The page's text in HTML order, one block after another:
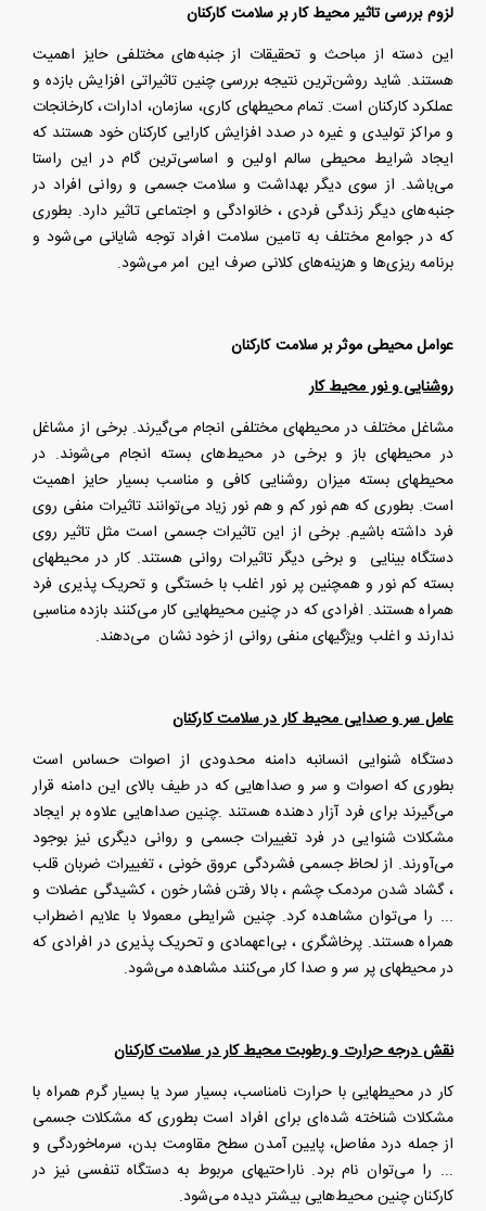
لزوم بررسی تاثیر محیط کار بر سلامت کارکنان
این دسته از مباحث و تحقیقات از جنبه‌های مختلفی حایز اهمیت
هستند. شاید روشن‌ترین نتیجه بررسی چنین تاثیراتی افزایش بازده و
عملکرد کارکنان است. تمام محیطهای کاری، سازمان، ادارات، کارخانجات
و مراکز تولیدی و غیره در صدد افزایش کارایی کارکنان خود هستند که
ایجاد شرایط محیطی سالم اولین و اساسی‌ترین گام در این راستا
می‌باشد. از سوی دیگر بهداشت و سلامت جسمی و روانی افراد در
جنبه‌های دیگر زندگی فردی ، خانوادگی و اجتماعی تاثیر دارد. بطوری
که در جوامع مختلف به تامین سلامت افراد توجه شایانی می‌شود و
برنامه ریزی‌ها و هزینه‌های کلانی صرف این امر می‌شود.
عوامل محیطی موثر بر سلامت کارکنان
روشنایی و نور محیط کار
مشاغل مختلف در محیطهای مختلفی انجام می‌گیرند. برخی از مشاغل
در محیطهای باز و برخی در محیط‌های بسته انجام می‌شوند. در
محیطهای بسته میزان روشنایی کافی و مناسب بسیار حایز اهمیت
است. بطوری که هم نور کم و هم نور زیاد می‌توانند تاثیرات منفی روی
فرد داشته باشیم. برخی از این تاثیرات جسمی است مثل تاثیر روی
دستگاه بینایی و برخی دیگر تاثیرات روانی هستند. کار در محیطهای
بسته کم نور و همچنین پر نور اغلب با خستگی و تحریک پذیری فرد
همراه هستند. افرادی که در چنین محیطهایی کار می‌کنند بازده مناسبی
ندارند و اغلب ویژگیهای منفی روانی از خود نشان می‌دهند.
عامل سر و صدایی محیط کار در سلامت کارکنان
دستگاه شنوایی انسانبه دامنه محدودی از اصوات حساس است
بطوری که اصوات و سر و صداهایی که در طیف بالای این دامنه قرار
می‌گیرند برای فرد آزار دهنده هستند.چنین صداهایی علاوه بر ایجاد
مشکلات شنوایی در فرد تغییرات جسمی و روانی دیگری نیز بوجود
می‌آورند. از لحاظ جسمی فشردگی عروق خونی ، تغییرات ضربان قلب
، گشاد شدن مردمک چشم ، بالا رفتن فشار خون ، کشیدگی عضلات و
... را می‌توان مشاهده کرد. چنین شرایطی معمولا با علایم اضطراب
همراه هستند. پرخاشگری ، بی‌اعهمادی و تحریک پذیری در افرادی که
در محیطهای پر سر و صدا کار می‌کنند مشاهده می‌شود.
نقش درجه حرارت و رطوبت محیط کار در سلامت کارکنان
کار در محیطهایی با حرارت نامناسب، بسیار سرد یا بسیار گرم همراه با
مشکلات شناخته شده‌ای برای افراد است بطوری که مشکلات جسمی
از جمله درد مفاصل، پایین آمدن سطح مقاومت بدن، سرماخوردگی و
... را می‌توان نام برد. ناراحتیهای مربوط به دستگاه تنفسی نیز در
کارکنان چنین محیط‌هایی بیشتر دیده می‌شود.